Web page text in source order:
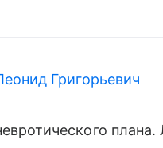
Григорьевич
плана.